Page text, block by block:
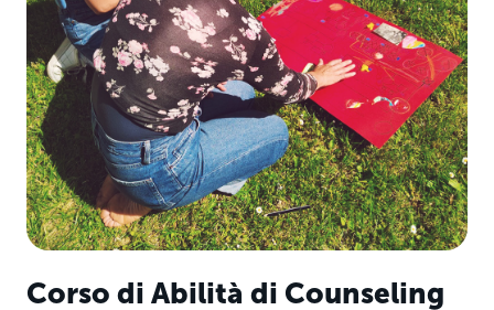
Corso di Abilità di Counseling